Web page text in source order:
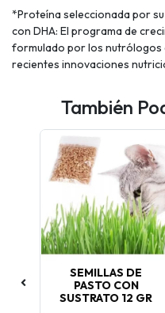
*Proteína seleccionada por
con DHA: El programa de
formulado por los nutrólogos
recientes innovaciones
También
SEMILLAS DE
PASTO CON
SUSTRATO 12 GR